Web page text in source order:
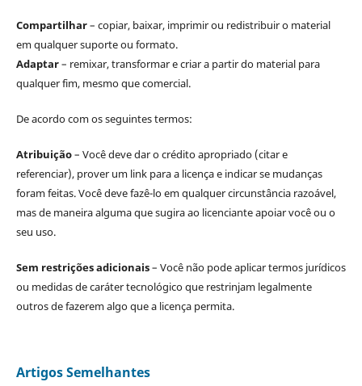
Compartilhar– copiar, baixar, imprimir ou redistribuir o material
em qualquer suporte ou formato.
Adaptar– remixar, transformar e criar a partir do material para
qualquer fim, mesmo que comercial.
De acordo com os seguintes termos:
Atribuição– Você deve dar o crédito apropriado (citar e
referenciar), prover um link para a licença e indicar se mudanças
foram feitas. Você deve fazê-lo em qualquer circunstância razoável,
mas de maneira alguma que sugira ao licenciante apoiar você ou o
seu uso.
Sem restrições adicionais– Você não pode aplicar termos jurídicos
ou medidas de caráter tecnológico que restrinjam legalmente
outros de fazerem algo que a licença permita.
Artigos Semelhantes